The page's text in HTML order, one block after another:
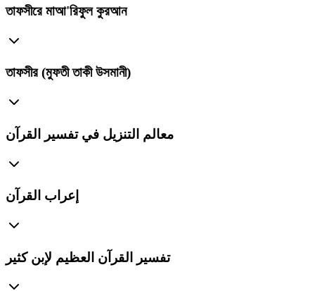
তাফসীরে মাআ'রিফুল কুরআন
তাফসীর (মুফতী তাকী উসমানী)
معالم التنزيل في تفسير القرآن
إعراب القرآن
تفسير القرآن العظيم لإبن كثير